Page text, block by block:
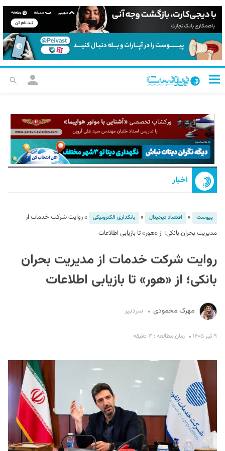
اخبار
پیوست » اقتصاد دیجیتال » بانکداری الکترونیکی »روایت شرکت خدمات از
مدیریت بحران بانکی؛ از «هور» تا بازیابی اطلاعات
روایت شرکت خدمات از مدیریت بحران
بانکی؛ از «هور» تا بازیابی اطلاعات
مهرک محمودی سردبیر
۹ تیر ۱۴۰۵ زمان مطالعه : ۳ دقیقه